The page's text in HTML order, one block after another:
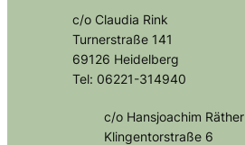
c/o Claudia Rink
Turnerstraße 141
69126 Heidelberg
Tel: 06221-314940
c/o Hansjoachim Räther
Klingentorstraße 6